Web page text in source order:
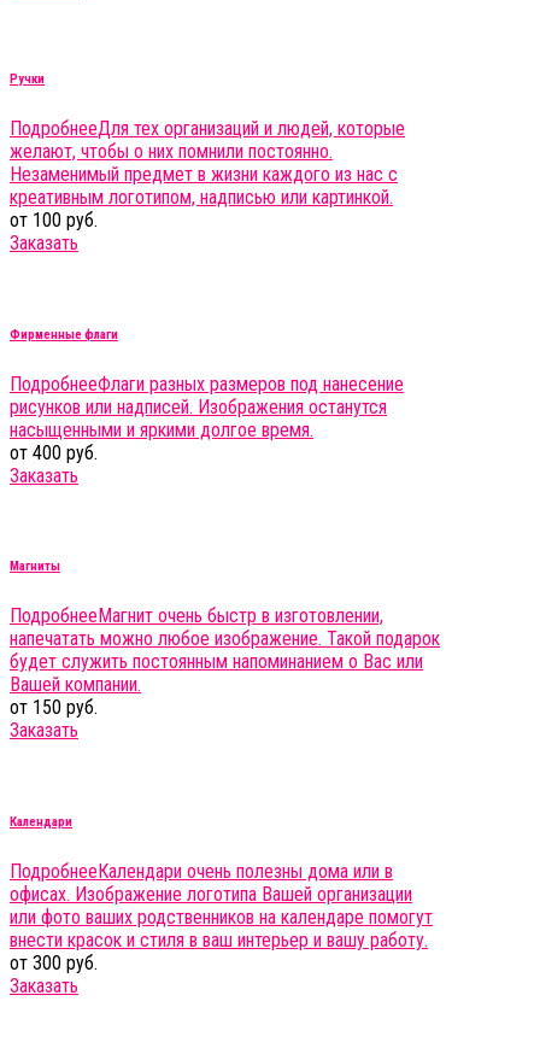
Ручки
ПодробнееДля тех организаций и людей, которые
желают, чтобы о них помнили постоянно.
Незаменимый предмет в жизни каждого из нас с
креативным логотипом, надписью или картинкой.
от 100 руб.
Заказать
Фирменные флаги
ПодробнееФлаги разных размеров под нанесение
рисунков или надписей. Изображения останутся
насыщенными и яркими долгое время.
от 400 руб.
Заказать
Магниты
Подробнее Магнит очень быстр в изготовлении,
напечатать можно любое изображение. Такой подарок
будет служить постоянным напоминанием о Вас или
Вашей компании.
от 150 руб.
Заказать
Календари
Подробнее Календари очень полезны дома или в
офисах. Изображение логотипа Вашей организации
или фото ваших родственников на календаре помогут
внести красок и стиля в ваш интерьер и вашу работу.
от 300 руб.
Заказать